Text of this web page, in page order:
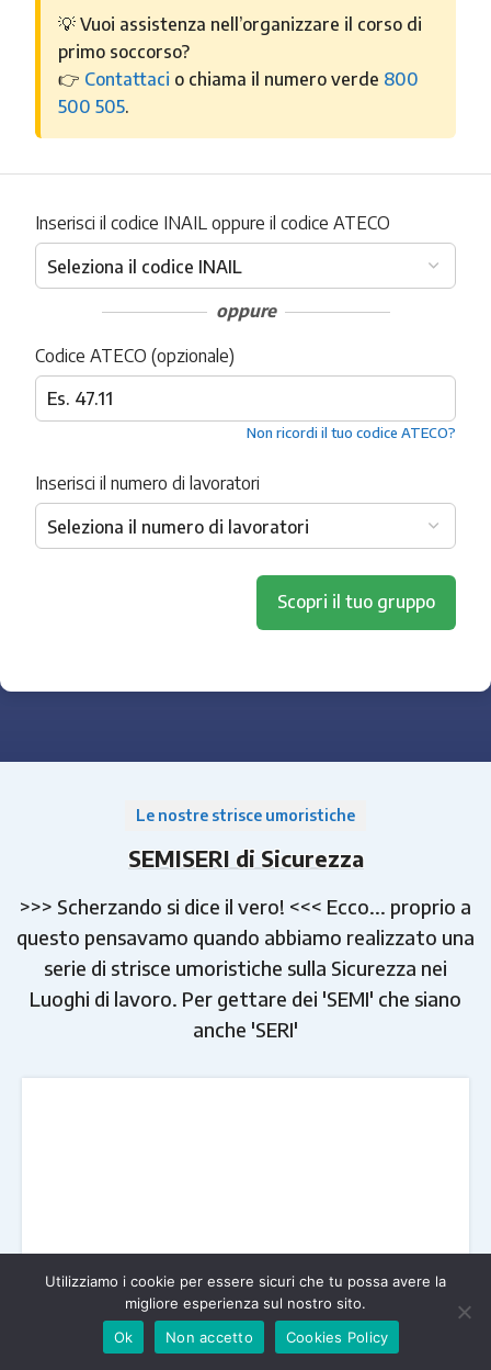
💡 Vuoi assistenza nell’organizzare il corso di
primo soccorso?
👉 Contattaci o chiama il numero verde 800
500 505.
Inserisci il codice INAIL oppure il codice ATECO
oppure
Codice ATECO (opzionale)
Non ricordi il tuo codice ATECO?
Inserisci il numero di lavoratori
Scopri il tuo gruppo
Le nostre strisce umoristiche
SEMISERI di Sicurezza
>>> Scherzando si dice il vero! <<< Ecco... proprio a
questo pensavamo quando abbiamo realizzato una
serie di strisce umoristiche sulla Sicurezza nei
Luoghi di lavoro. Per gettare dei 'SEMI' che siano
anche 'SERI'
Utilizziamo i cookie per essere sicuri che tu possa avere la
migliore esperienza sul nostro sito.
Ok
Non accetto Cookies Policy